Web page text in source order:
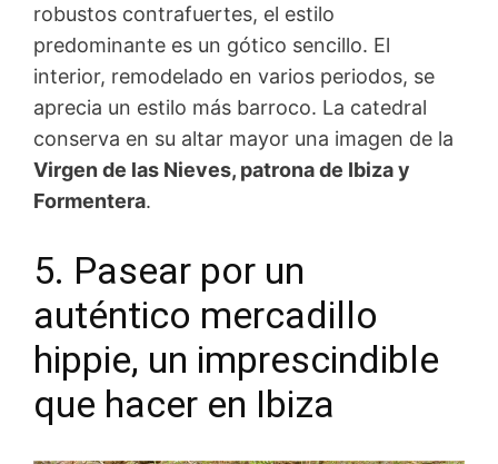
robustos contrafuertes, el estilo
predominante es un gótico sencillo. El
interior, remodelado en varios periodos, se
aprecia un estilo más barroco. La catedral
conserva en su altar mayor una imagen de la
Virgen de las Nieves, patrona de Ibiza y
Formentera.
5. Pasear por un
auténtico mercadillo
hippie, un imprescindible
que hacer en Ibiza